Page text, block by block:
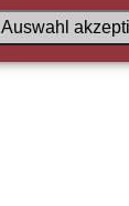
Auswahl